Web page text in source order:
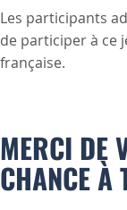
Les participants
de participer à ce
française.
MERCI DE
CHANCE À